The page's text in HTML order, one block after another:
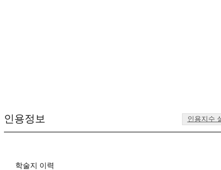
인용정보 인용지수
학술지 이력